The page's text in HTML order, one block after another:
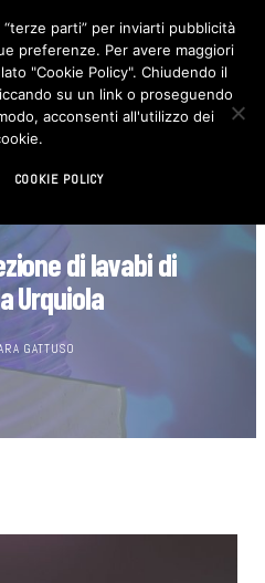
F
c
e
b
o
I
n
s
t
di lavabi di
Urquiola
GATTUSO
parti” per inviarti pubblicità
preferenze. Per avere maggiori
"Cookie Policy". Chiudendo il
su un link o proseguendo
acconsenti all'utilizzo dei
COOKIE POLICY